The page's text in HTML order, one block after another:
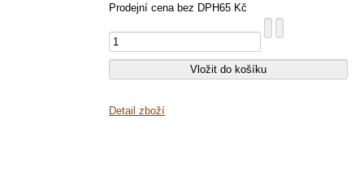
Prodejní cena bez DPH65 Kč
Detail zboží